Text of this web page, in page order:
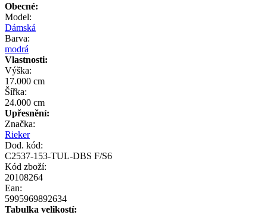
Obecné:
Model:
Dámská
Barva:
modrá
Vlastnosti:
Výška:
17.000 cm
Šířka:
24.000 cm
Upřesnění:
Značka:
Rieker
Dod. kód:
C2537-153-TUL-DBS F/S6
Kód zboží:
20108264
Ean:
5995969892634
Tabulka velikostí: